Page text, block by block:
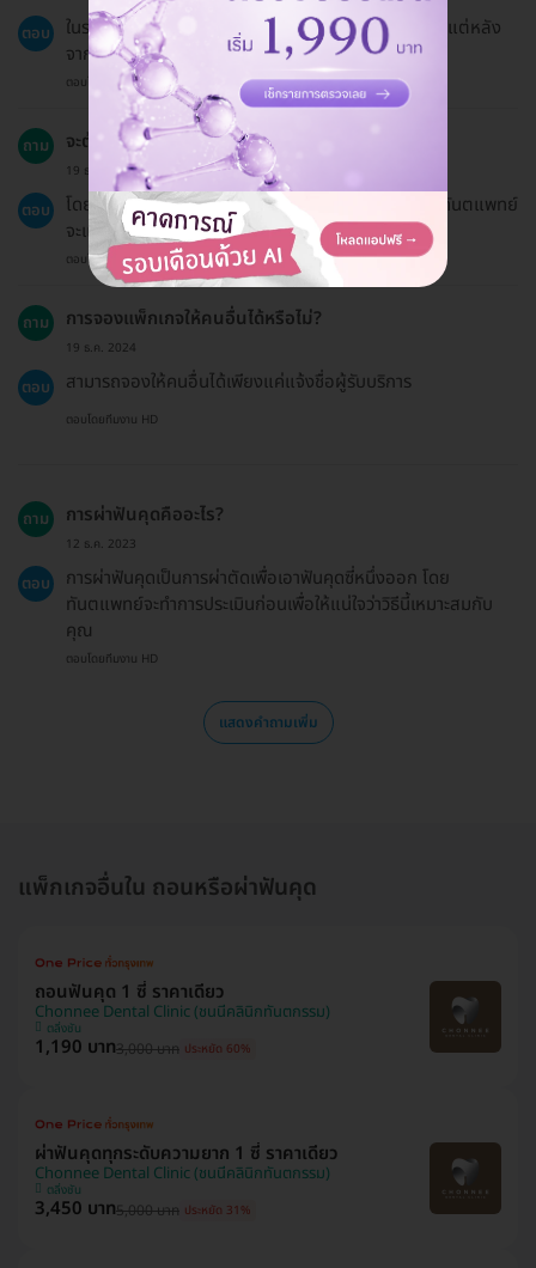
ตอบ
ในระหว่างการผ่าฟันจะมีการใช้ยาชาเพื่อลดความเจ็บปวด แต่หลัง
จากนั้นอาจมีอาการปวดได้บ้าง
ตอบโดยทีมงาน HD
ถาม จะต้องมีการนัดติดตามผลหรือไม่?
19 ธ.ค. 2024
ตอบ
โดยปกติแล้วจะมีการนัดติดตามผลตามความจำเป็น ซึ่งทันตแพทย์
จะแจ้งให้ทราบ
ตอบโดยทีมงาน HD
ถาม การจองแพ็กเกจให้คนอื่นได้หรือไม่?
19 ธ.ค. 2024
ตอบ สามารถจองให้คนอื่นได้เพียงแค่แจ้งชื่อผู้รับบริการ
ตอบโดยทีมงาน HD
ถาม การผ่าฟันคุดคืออะไร?
12 ธ.ค. 2023
ตอบ
การผ่าฟันคุดเป็นการผ่าตัดเพื่อเอาฟันคุดซี่หนึ่งออก โดย
ทันตแพทย์จะทำการประเมินก่อนเพื่อให้แน่ใจว่าวิธีนี้เหมาะสมกับ
คุณ
ตอบโดยทีมงาน HD
แสดงคำถามเพิ่ม
แพ็กเกจอื่นใน ถอนหรือผ่าฟันคุด
ถอนฟันคุด 1 ซี่ ราคาเดียว
Chonnee Dental Clinic (ชนนีคลินิกทันตกรรม)
ตลิ่งชัน
1,190 บาท3,000 บาท ประหยัด 60%
ผ่าฟันคุดทุกระดับความยาก 1 ซี่ ราคาเดียว
Chonnee Dental Clinic (ชนนีคลินิกทันตกรรม)
ตลิ่งชัน
3,450 บาท5,000 บาท ประหยัด 31%